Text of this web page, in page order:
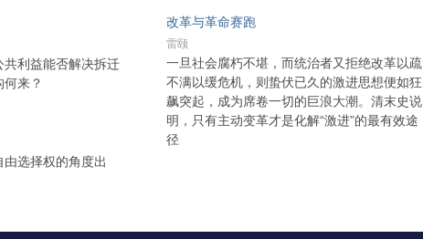
利益能否解决拆迁
来？
选择权的角度出
改革与革命赛跑
雷颐
一旦社会腐朽不堪，而统治者又拒绝改革以疏
不满以缓危机，则蛰伏已久的激进思想便如狂
飙突起，成为席卷一切的巨浪大潮。清末史说
明，只有主动变革才是化解“激进”的最有效途
径